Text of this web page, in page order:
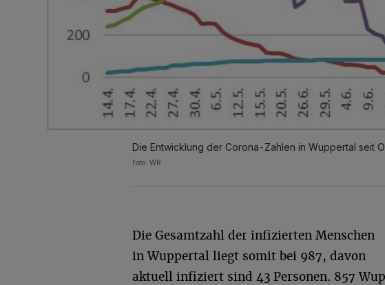
Die Entwicklung der Corona-Zahlen in Wuppertal seit
Foto: WR
Die Gesamtzahl der infizierten Menschen
in Wuppertal liegt somit bei 987, davon
aktuell infiziert sind 43 Personen. 857